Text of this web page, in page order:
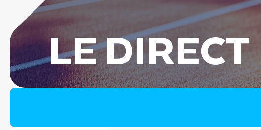
LE DIRECT